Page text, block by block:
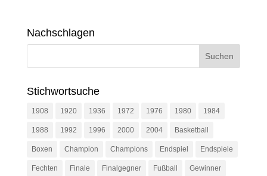
Nachschlagen
Stichwortsuche
1908 1920 1936 1972 1976 1980 1984
1988 1992 1996 2000 2004 Basketball
Boxen Champion Champions Endspiel Endspiele
Fechten Finale Finalgegner Fußball Gewinner